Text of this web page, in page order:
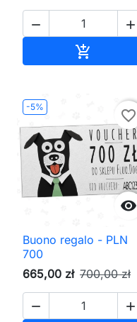
 

-5%

favorite_border
Buono regalo - PLN
700
665,00 zł 700,00 zł
 